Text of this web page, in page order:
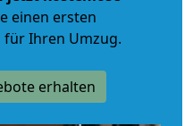
einen ersten
für Ihren Umzug.
erhalten